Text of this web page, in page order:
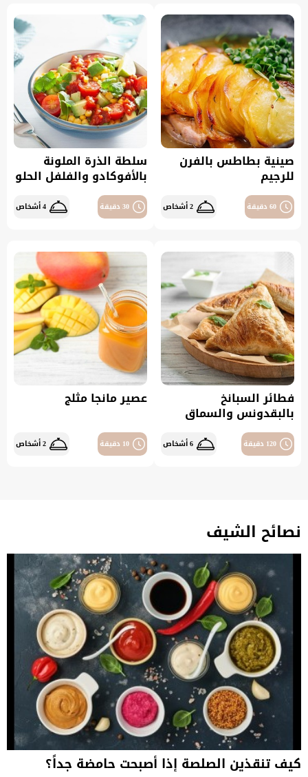
صينية بطاطس بالفرن
للرجيم
60 دقيقة 2 أشخاص
سلطة الذرة الملونة
بالأفوكادو والفلفل الحلو
30 دقيقة 4 أشخاص
فطائر السبانخ
بالبقدونس والسماق
120 دقيقة 6 أشخاص
عصير مانجا مثلج
10 دقيقة 2 أشخاص
نصائح الشيف
كيف تنقذين الصلصة إذا أصبحت حامضة جداً؟